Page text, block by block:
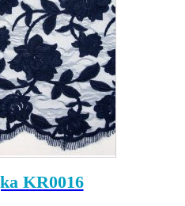
KR0016